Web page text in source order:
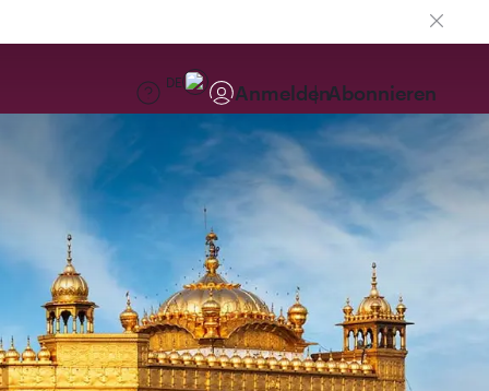
DE AnmeldenAbonnieren